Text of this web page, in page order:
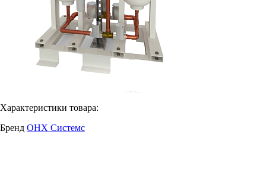
Характеристики товара:
Бренд ОНХ Системс